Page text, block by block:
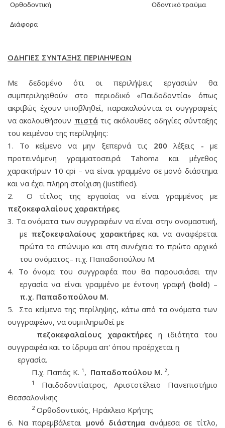
Ορθοδοντική Οδοντικό τραύμα
Διάφορα
ΟΔΗΓΙΕΣ ΣΥΝΤΑΞΗΣ ΠΕΡΙΛΗΨΕΩΝ
Με δεδομένο ότι οι περιλήψεις εργασιών θα
συμπεριληφθούν στο περιοδικό «Παιδοδοντία» όπως
ακριβώς έχουν υποβληθεί, παρακαλούνται οι συγγραφείς
να ακολουθήσουν πιστάτις ακόλουθες οδηγίες σύνταξης
του κειμένου της περίληψης:
1. Το κείμενο να μην ξεπερνά τις 200 λέξεις -με
προτεινόμενη γραμματοσειρά Tahoma και μέγεθος
χαρακτήρων 10 cpi – να είναι γραμμένο σε μονό διάστημα
και να έχει πλήρη στοίχιση (justified).
2. Ο τίτλος της εργασίας να είναι γραμμένος με
πεζοκεφαλαίους χαρακτήρες.
3. Τα ονόματα των συγγραφέων να είναι στην ονομαστική,
με πεζοκεφαλαίους χαρακτήρεςκαι να αναφέρεται
πρώτα το επώνυμο και στη συνέχεια το πρώτο αρχικό
του ονόματος– π.χ. Παπαδοπούλου Μ.
4. Το όνομα του συγγραφέα που θα παρουσιάσει την
εργασία να είναι γραμμένο με έντονη γραφή (bold) –
π.χ. Παπαδοπούλου Μ.
5. Στο κείμενο της περίληψης, κάτω από τα ονόματα των
συγγραφέων, να συμπληρωθεί με
πεζοκεφαλαίους χαρακτήρες η ιδιότητα του
συγγραφέα και το ίδρυμα απ' όπου προέρχεται η
εργασία.
Π.χ. Παπάς Κ. ¹, Παπαδοπούλου Μ. ²,
1
Παιδοδοντίατρος, Αριστοτέλειο Πανεπιστήμιο
Θεσσαλονίκης
2Ορθοδοντικός, Ηράκλειο Κρήτης
6. Να παρεμβάλεται μονό διάστημα ανάμεσα σε τίτλο,